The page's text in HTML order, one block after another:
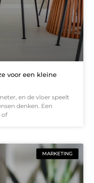
voor een kleine
en de vloer speelt
denken. Een
of
MARKETING